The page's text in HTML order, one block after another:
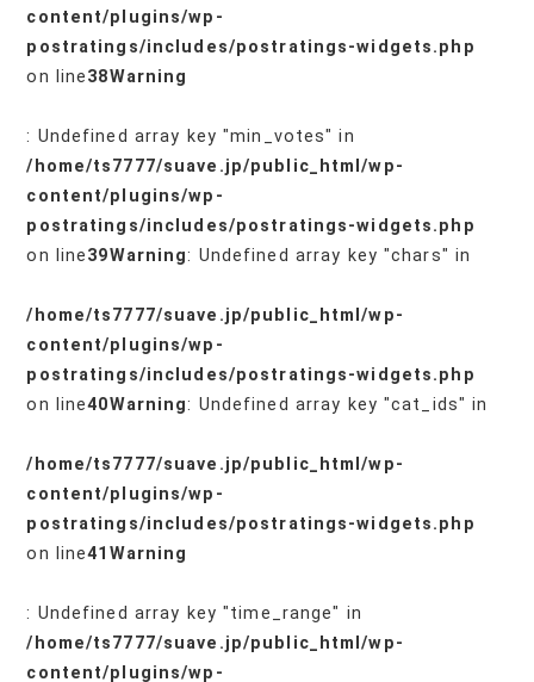
content/plugins/wp-
postratings/includes/postratings-widgets.php
on line38Warning
: Undefined array key "min_votes" in
/home/ts7777/suave.jp/public_html/wp-
content/plugins/wp-
postratings/includes/postratings-widgets.php
on line39Warning: Undefined array key "chars" in
/home/ts7777/suave.jp/public_html/wp-
content/plugins/wp-
postratings/includes/postratings-widgets.php
on line40Warning: Undefined array key "cat_ids" in
/home/ts7777/suave.jp/public_html/wp-
content/plugins/wp-
postratings/includes/postratings-widgets.php
on line41 Warning
: Undefined array key "time_range" in
/home/ts7777/suave.jp/public_html/wp-
content/plugins/wp-